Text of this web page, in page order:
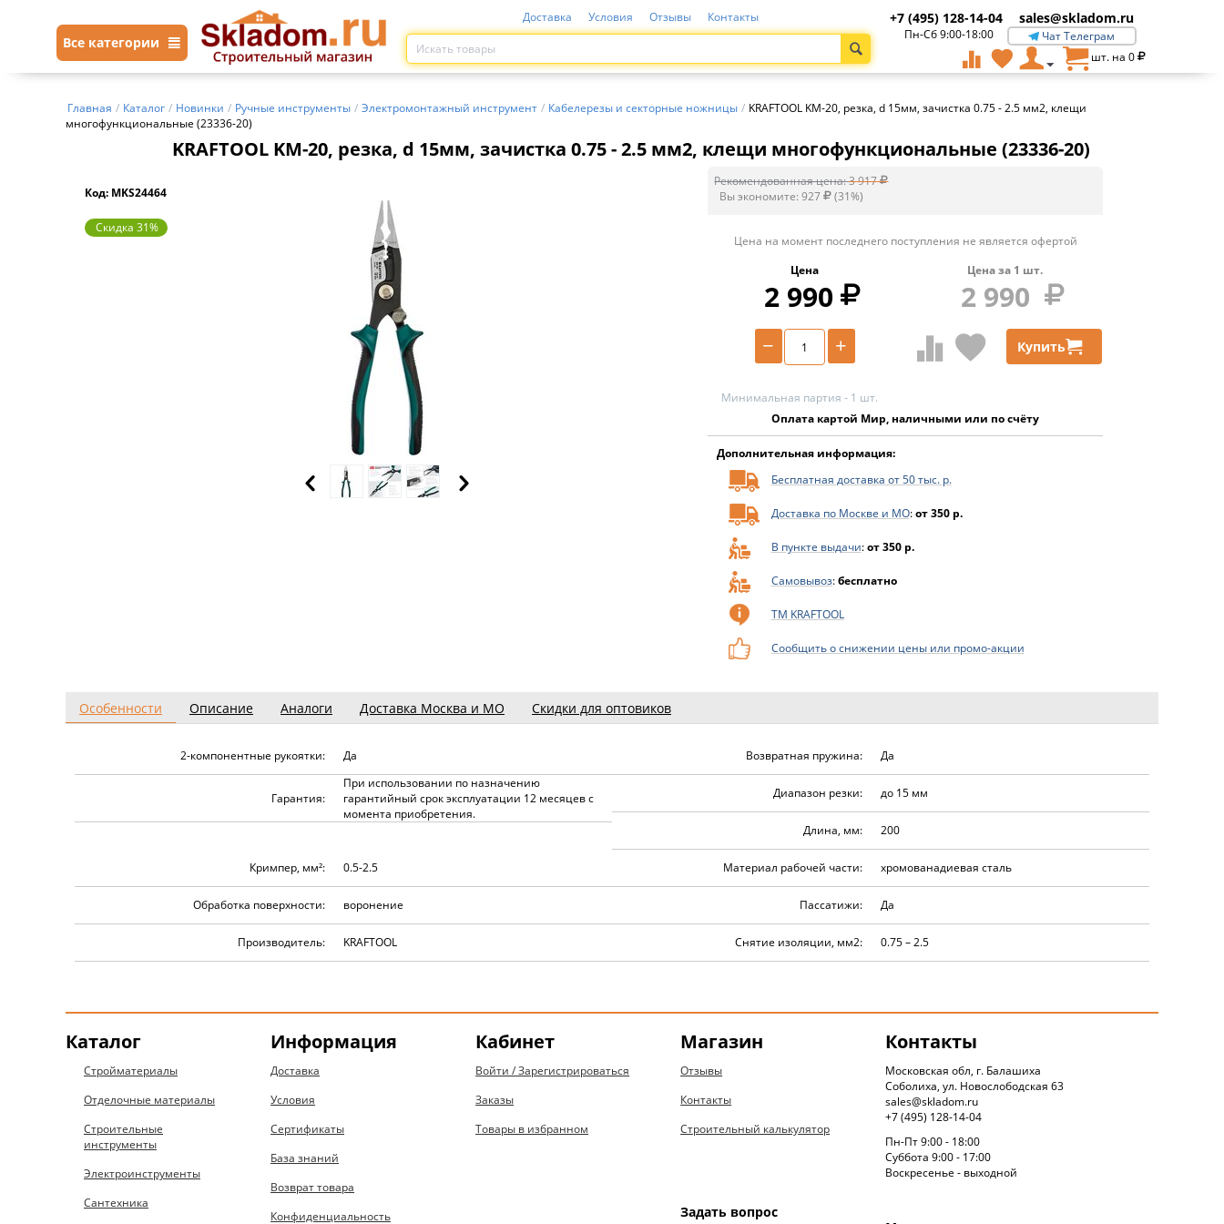
Все категории
Доставка Условия Отзывы Контакты +7 (495) 128-14-04 sales@skladom.ru
Пн-Сб 9:00-18:00
Чат Телеграм
шт. на 0
Главная / Каталог / Новинки / Ручные инструменты / Электромонтажный инструмент / Кабелерезы и секторные ножницы / KRAFTOOL KM-20, резка, d 15мм, зачистка 0.75 - 2.5 мм2, клещи
многофункциональные (23336-20)
KRAFTOOL KM-20, резка, d 15мм, зачистка 0.75 - 2.5 мм2, клещи многофункциональные (23336-20)
Код: MKS24464
Скидка 31%
Рекомендованная цена:3 917
Вы экономите:927 (31%)
Цена на момент последнего поступления не является офертой
Цена
2 990
Цена за 1 шт.
2 990
+
− Купить
Минимальная партия - 1 шт.
Оплата картой Мир, наличными или по счёту
Дополнительная информация:
Бесплатная доставка от 50 тыс. р.
Доставка по Москве и МО:от 350 р.
В пункте выдачи:от 350 р.
Самовывоз:бесплатно
ТМ KRAFTOOL
Сообщить о снижении цены или промо-акции
Особенности Описание Аналоги Доставка Москва и МО Скидки для оптовиков
2-компонентные рукоятки: Да Возвратная пружина: Да
Гарантия:
При использовании по назначению
гарантийный срок эксплуатации 12 месяцев с
момента приобретения.
Диапазон резки: до 15 мм
Длина, мм: 200
Кримпер, мм²: 0.5-2.5 Материал рабочей части: хромованадиевая сталь
Обработка поверхности: воронение Пассатижи: Да
Производитель: KRAFTOOL Снятие изоляции, мм2: 0.75 – 2.5
Каталог
Стройматериалы
Отделочные материалы
Строительные
инструменты
Электроинструменты
Сантехника
Информация
Доставка
Условия
Сертификаты
База знаний
Возврат товара
Конфиденциальность
Кабинет
Войти / Зарегистрироваться
Заказы
Товары в избранном
Магазин
Отзывы
Контакты
Строительный калькулятор
Задать вопрос
Контакты
Московская обл, г. Балашиха
Соболиха, ул. Новослободская 63
sales@skladom.ru
+7 (495) 128-14-04
Пн-Пт 9:00 - 18:00
Суббота 9:00 - 17:00
Воскресенье - выходной